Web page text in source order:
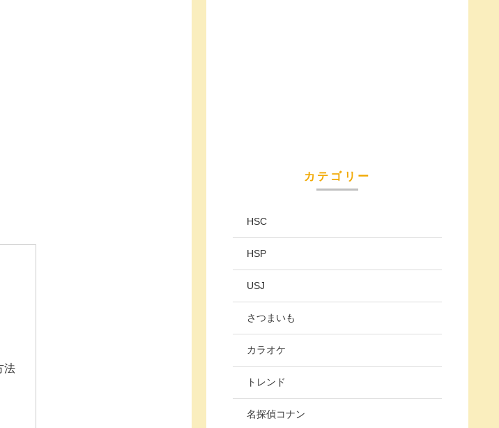
法
カテゴリー
HSC
HSP
USJ
さつまいも
カラオケ
トレンド
名探偵コナン